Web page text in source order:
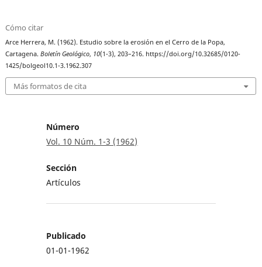
Cómo citar
Arce Herrera, M. (1962). Estudio sobre la erosión en el Cerro de la Popa,
Cartagena.Boletín Geológico, 10(1-3), 203–216. https://doi.org/10.32685/0120-
1425/bolgeol10.1-3.1962.307
Más formatos de cita
Número
Vol. 10 Núm. 1-3 (1962)
Sección
Artículos
Publicado
01-01-1962